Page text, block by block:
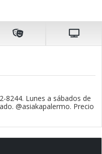
8244. Lunes a sábados de
@asiakapalermo. Precio